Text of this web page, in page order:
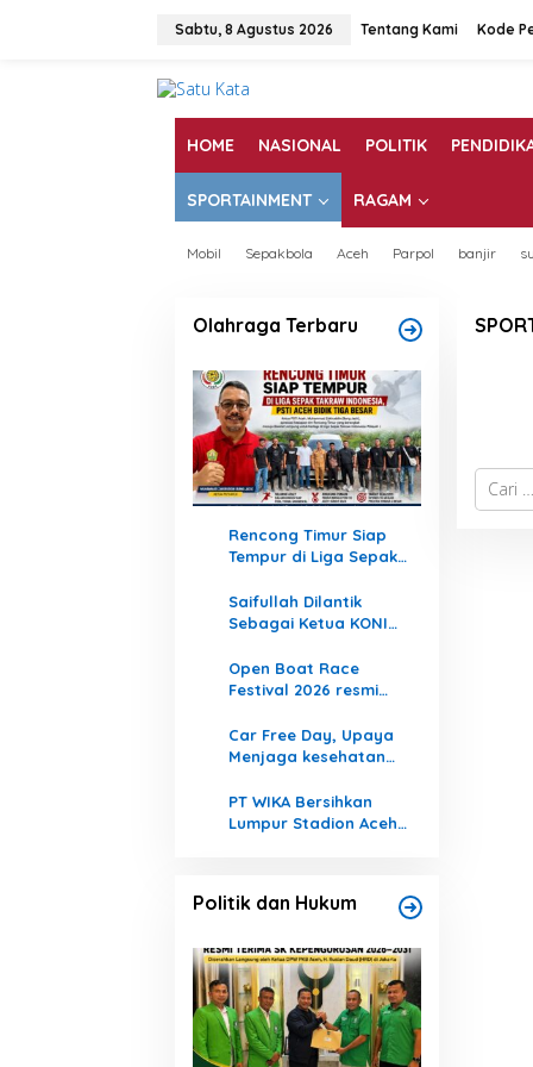
Sabtu, 8 Agustus 2026 Tentang Kami Kode
HOME NASIONAL POLITIK
SPORTAINMENT RAGAM
Mobil Sepakbola Aceh Parpol banjir
Olahraga Terbaru
Rencong Timur Siap
Tempur di Liga Sepak
Aceh Bidik Tiga Besar
Saifullah Dilantik
Sebagai Ketua KONI
Bakti 2025–2029
Open Boat Race
Festival 2026 resmi
Car Free Day, Upaya
Menjaga kesehatan
Kebersamaan
PT WIKA Bersihkan
Lumpur Stadion Aceh
Politik dan Hukum
C